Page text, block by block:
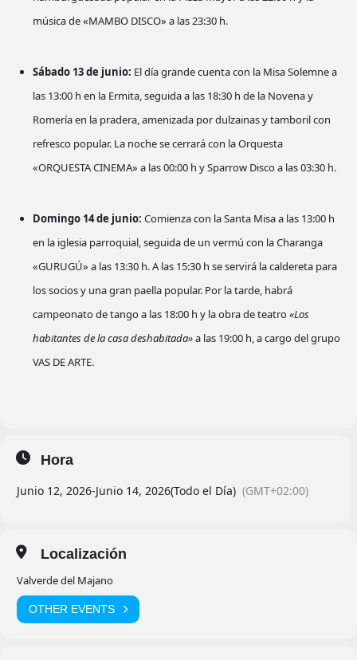
música de «MAMBO DISCO» a las 23:30 h.
Sábado 13 de junio: El día grande cuenta con la Misa Solemne a
las 13:00 h en la Ermita, seguida a las 18:30 h de la Novena y
Romería en la pradera, amenizada por dulzainas y tamboril con
refresco popular. La noche se cerrará con la Orquesta
«ORQUESTA CINEMA» a las 00:00 h y Sparrow Disco a las 03:30 h.
Domingo 14 de junio: Comienza con la Santa Misa a las 13:00 h
en la iglesia parroquial, seguida de un vermú con la Charanga
«GURUGÚ» a las 13:30 h. A las 15:30 h se servirá la caldereta para
los socios y una gran paella popular. Por la tarde, habrá
campeonato de tango a las 18:00 h y la obra de teatro«Los
habitantes de la casa deshabitada»a las 19:00 h, a cargo del grupo
VAS DE ARTE.
Hora
Junio 12, 2026-Junio 14, 2026(Todo el Día) (GMT+02:00)
Localización
Valverde del Majano
OTHER EVENTS